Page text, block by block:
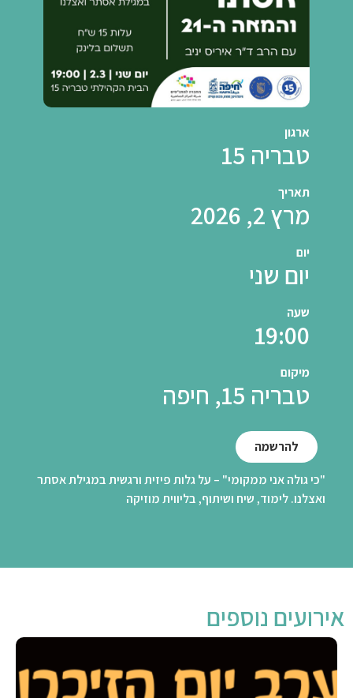
ארגון
טבריה 15
תאריך
מרץ 2, 2026
יום
יום שני
שעה
19:00
מיקום
טבריה 15, חיפה
להרשמה
"כי גולה אני ממקומי" – על גלות פיזית ורגשית במגילת אסתר
ואצלנו. לימוד, שיח ושיתוף, בליווית מוזיקה
אירועים נוספים